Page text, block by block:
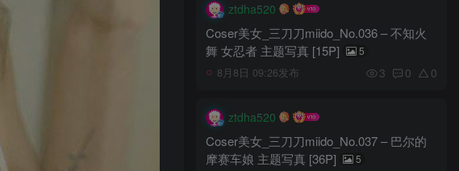
ztdha520
Coser美女_三刀刀miido_No.036 – 不知火
舞 女忍者 主题写真 [15P]
5
8月8日 09:26发布 3 0 0
ztdha520
Coser美女_三刀刀miido_No.037 – 巴尔的
摩赛车娘 主题写真 [36P]
5